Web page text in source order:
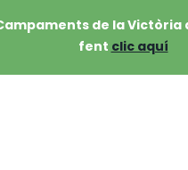
de la
fent clic aquí